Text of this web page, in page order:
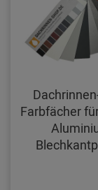
Farbfächer